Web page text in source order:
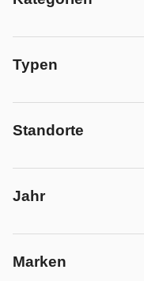
Typen
Standorte
Jahr
Marken